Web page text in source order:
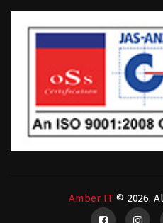
Amber IT© 2026.